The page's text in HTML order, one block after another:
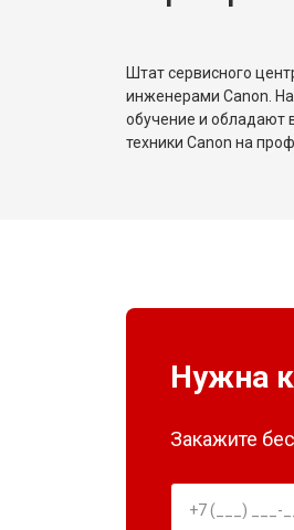
Штат сервисного
инженерами Canon.
обучение и обладают
техники Canon на
Нужна
Закажите